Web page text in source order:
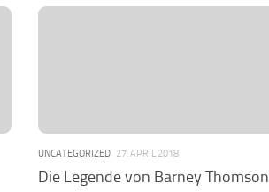
UNCATEGORIZED 27. APRIL 2018
Die Legende von Barney Thomson